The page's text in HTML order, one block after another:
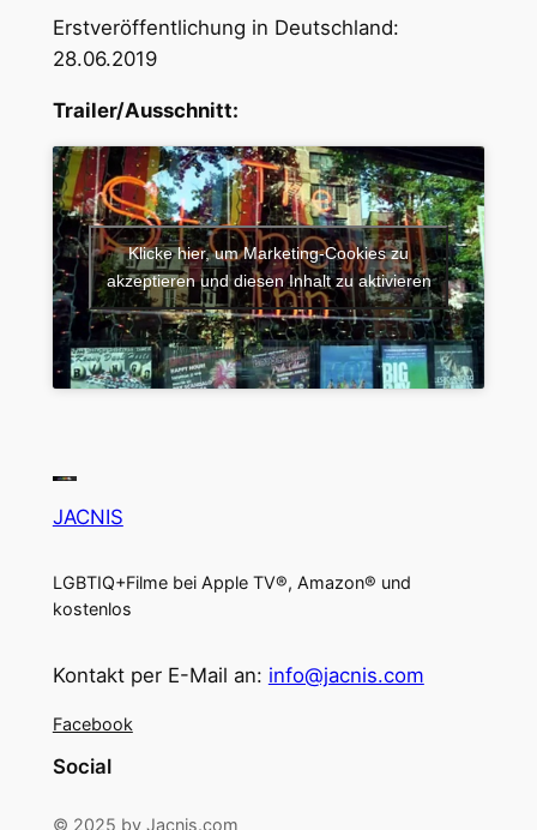
Erstveröffentlichung in Deutschland:
28.06.2019
Trailer/Ausschnitt:
Klicke hier, um Marketing-Cookies zu
akzeptieren und diesen Inhalt zu aktivieren
JACNIS
LGBTIQ+Filme bei Apple TV®, Amazon® und
kostenlos
Kontakt per E-Mail an: info@jacnis.com
Facebook
Social
© 2025 by Jacnis.com